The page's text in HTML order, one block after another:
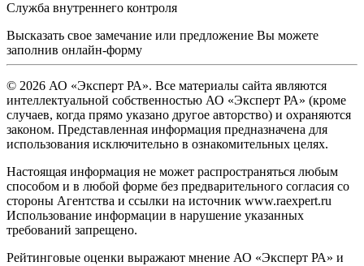
Служба внутреннего контроля
Высказать свое замечание или предложение Вы можете
заполнив онлайн-форму
© 2026 АО «Эксперт РА». Все материалы сайта являются
интеллектуальной собственностью АО «Эксперт РА» (кроме
случаев, когда прямо указано другое авторство) и охраняются
законом. Представленная информация предназначена для
использования исключительно в ознакомительных целях.
Настоящая информация не может распространяться любым
способом и в любой форме без предварительного согласия со
стороны Агентства и ссылки на источник www.raexpert.ru
Использование информации в нарушение указанных
требований запрещено.
Рейтинговые оценки выражают мнение АО «Эксперт РА» и